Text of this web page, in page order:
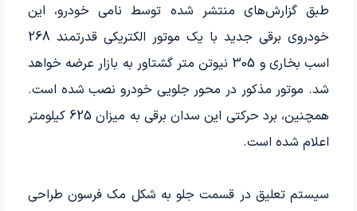
طبق گزارش‌های منتشر شده توسط نامی خودرو، این
خودروی برقی جدید با یک موتور الکتریکی قدرتمند 268
اسب بخاری و 305 نیوتن متر گشتاور به بازار عرضه خواهد
شد. موتور مذکور در محور جلویی خودرو نصب شده است.
همچنین، برد حرکتی این سدان برقی به میزان 625 کیلومتر
اعلام شده است.
سیستم تعلیق در قسمت جلو به شکل مک فرسون طراحی